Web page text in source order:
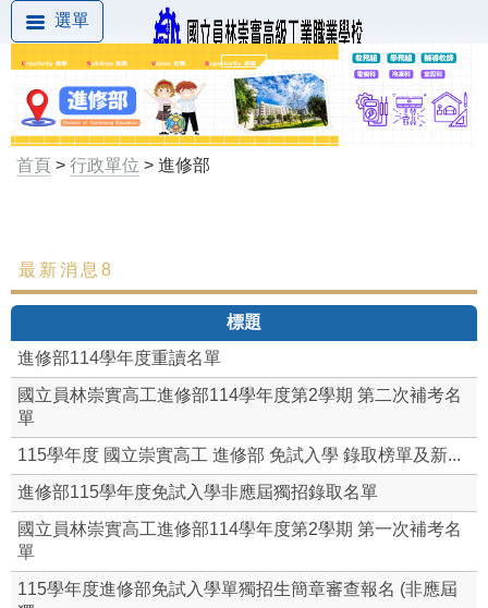
選單
首頁 > 行政單位 > 進修部
最新消息
歷任校務主任
進修部免試入學總召學校 (114學年度非應屆獨招)
進修部學生-校務系統(成績、獎懲、缺曠、學習歷程)
⇮ 升學資訊
最新消息8
標題
進修部114學年度重讀名單
國立員林崇實高工進修部114學年度第2學期 第二次補考名
單
115學年度 國立崇實高工 進修部 免試入學 錄取榜單及新...
進修部115學年度免試入學非應屆獨招錄取名單
國立員林崇實高工進修部114學年度第2學期 第一次補考名
單
115學年度進修部免試入學單獨招生簡章審查報名 (非應屆